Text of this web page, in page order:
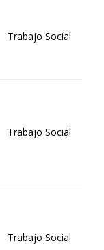
Trabajo Social
Trabajo Social
Trabajo Social